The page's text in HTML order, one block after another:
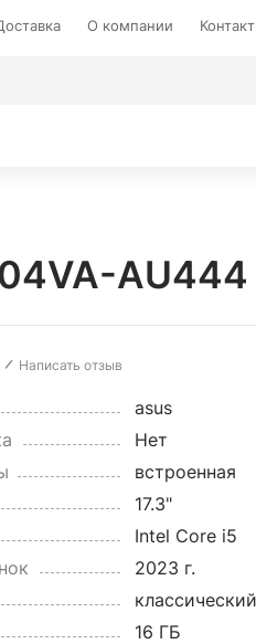
О компании
AU444
Написать отзыв
asus
Нет
встроенная
17.3"
Intel Core i5
2023 г.
классический
16 ГБ